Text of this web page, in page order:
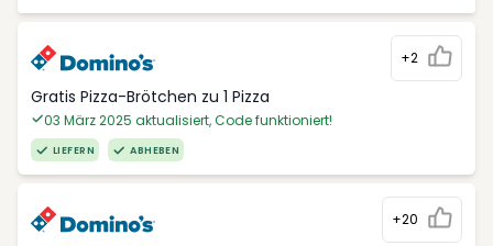
+2
Gratis Pizza-Brötchen zu 1 Pizza
03 März 2025 aktualisiert, Code funktioniert!
LIEFERN ABHEBEN
+20